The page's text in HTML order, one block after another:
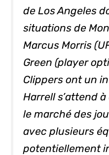
de Los Angeles
situations de
Marcus Morris
Green (player
Clippers ont un
Harrell s’attend
le marché des
avec plusieurs
potentiellement